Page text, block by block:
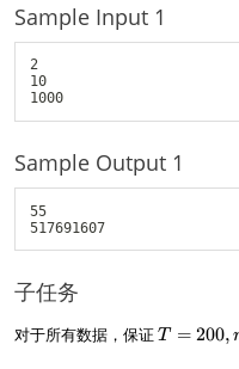
7
}
Sample Input 1
2
10
1000
Sample Output 1
55
517691607
子任务
对于所有数据，保证T
T = 200,